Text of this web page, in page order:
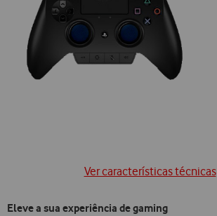
Ver características técnicas
Eleve a sua experiência de gaming